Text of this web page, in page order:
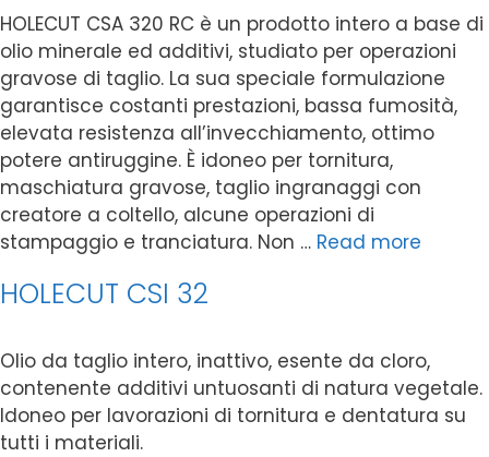
HOLECUT CSA 320 RC è un prodotto intero a base di
olio minerale ed additivi, studiato per operazioni
gravose di taglio. La sua speciale formulazione
garantisce costanti prestazioni, bassa fumosità,
elevata resistenza all’invecchiamento, ottimo
potere antiruggine. È idoneo per tornitura,
maschiatura gravose, taglio ingranaggi con
creatore a coltello, alcune operazioni di
stampaggio e tranciatura. Non … Read more
HOLECUT CSI 32
Olio da taglio intero, inattivo, esente da cloro,
contenente additivi untuosanti di natura vegetale.
Idoneo per lavorazioni di tornitura e dentatura su
tutti i materiali.